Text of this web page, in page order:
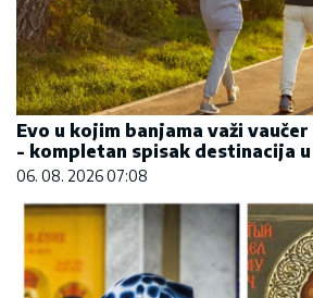
Evo u kojim banjama važi
- kompletan spisak destinacija
06. 08. 2026 07:08